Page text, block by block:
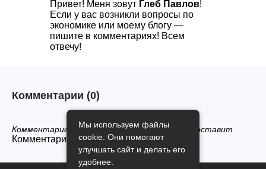
Привет! Меня зовут Глеб Павлов!
Если у вас возникли вопросы по
экономике или моему блогу —
пишите в комментариях! Всем
отвечу!
Комментарии (0)
Комментариев нет, будьте первым кто его оставит
Комментарии закрыты.
Мы используем файлы
cookie. Они помогают
улучшать сайт и делать его
удобнее.